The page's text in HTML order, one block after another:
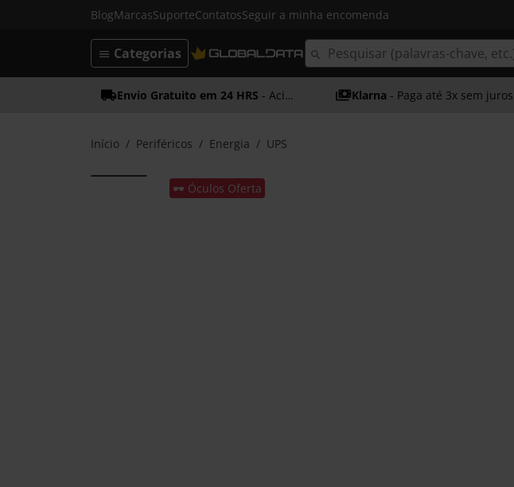
BlogMarcasSuporteContatosSeguir a minha encomenda
Categorias
Envio Gratuito em 24 HRS - Acima dos 50€ Klarna - Paga até 3x sem juros
Início Periféricos Energia UPS
🕶️ Óculos Oferta